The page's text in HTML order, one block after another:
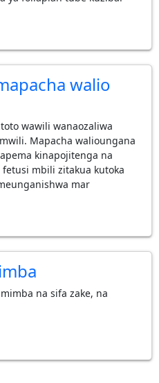
walio
wawili wanaozaliwa
Mapacha walioungana
kinapojitenga na
mbili zitakua kutoka
mar
na sifa zake, na